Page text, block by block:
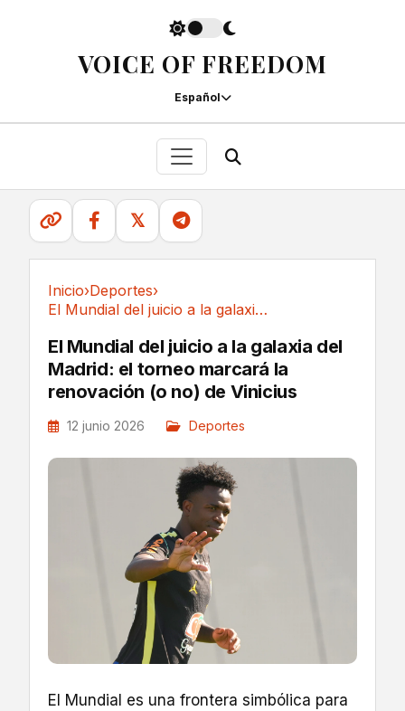
VOICE OF FREEDOM
Español
𝕏
Inicio›Deportes›
El Mundial del juicio a la galaxia del Madrid:...
El Mundial del juicio a la galaxia del
Madrid: el torneo marcará la
renovación (o no) de Vinicius
12 junio 2026 Deportes
El Mundial es una frontera simbólica para